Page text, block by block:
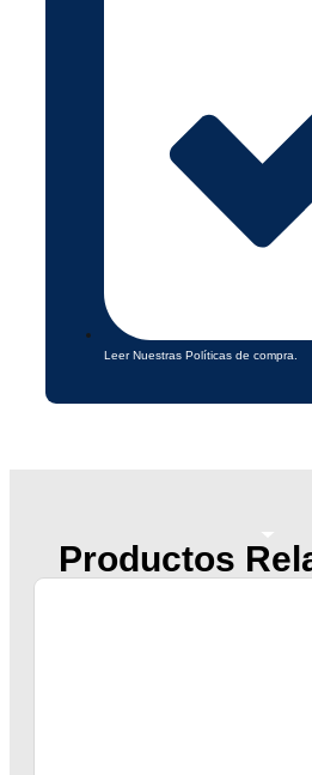
Leer Nuestras Políticas de compra.
Productos